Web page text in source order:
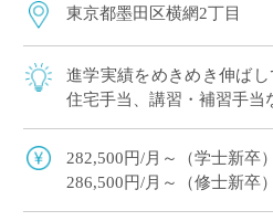
東京都墨田区横網2丁目
進学実績をめきめき伸ば
住宅手当、講習・補習手当
282,500円/月～（学士新卒）
286,500円/月～（修士新卒）